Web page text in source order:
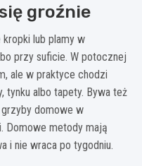
groźnie
lub plamy w
przy suficie. W potocznej
ale w praktyce chodzi
tynku albo tapety. Bywa też
grzyby domowe w
Domowe metody mają
i nie wraca po tygodniu.